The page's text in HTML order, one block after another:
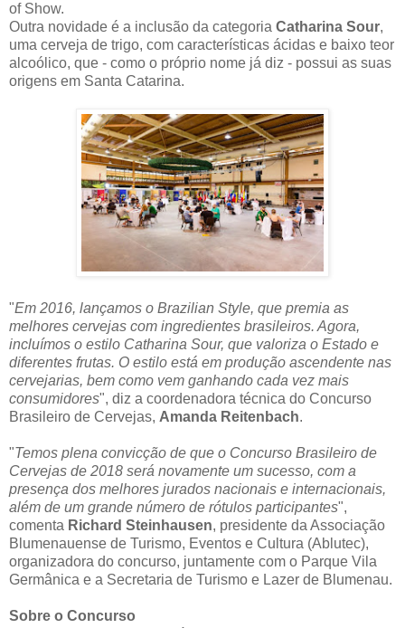
of Show.
Outra novidade é a inclusão da categoria Catharina Sour,
uma cerveja de trigo, com características ácidas e baixo teor
alcoólico, que - como o próprio nome já diz - possui as suas
origens em Santa Catarina.
"Em 2016, lançamos o Brazilian Style, que premia as
melhores cervejas com ingredientes brasileiros. Agora,
incluímos o estilo Catharina Sour, que valoriza o Estado e
diferentes frutas. O estilo está em produção ascendente nas
cervejarias, bem como vem ganhando cada vez mais
consumidores", diz a coordenadora técnica do Concurso
Brasileiro de Cervejas, Amanda Reitenbach.
"Temos plena convicção de que o Concurso Brasileiro de
Cervejas de 2018 será novamente um sucesso, com a
presença dos melhores jurados nacionais e internacionais,
além de um grande número de rótulos participantes",
comenta Richard Steinhausen, presidente da Associação
Blumenauense de Turismo, Eventos e Cultura (Ablutec),
organizadora do concurso, juntamente com o Parque Vila
Germânica e a Secretaria de Turismo e Lazer de Blumenau.
Sobre o Concurso